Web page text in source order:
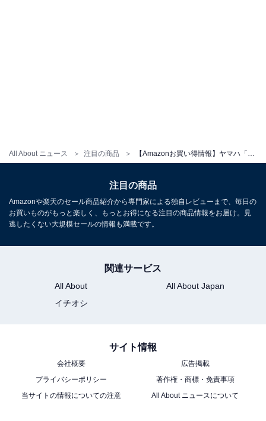
All About ニュース 注目の商品
ー/DolbyAtmos対応/Bluetooth対応/クリアボイス/バスエ
クステンション ブラック
Amazonで見る
60cm PC ゲーム スピーカー Bluetooth対応 テレビ/パソ
注目の商品
Amazonや楽天のセール商品紹介から専門家による独自レビューまで、毎日の
お買いものがもっと楽しく、もっとお得になる注目の商品情報をお届け。見
逃したくない大規模セールの情報も満載です。
関連サービス
All About
All About Japan
イチオシ
サイト情報
会社概要
広告掲載
プライバシーポリシー
著作権・商標・免責事項
当サイトの情報についての注意
All About ニュースについて